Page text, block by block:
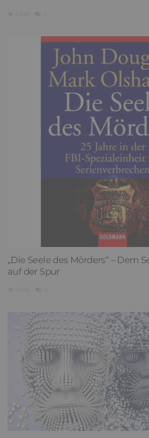
„Die Seele des Mörders“ – Dem
auf der Spur